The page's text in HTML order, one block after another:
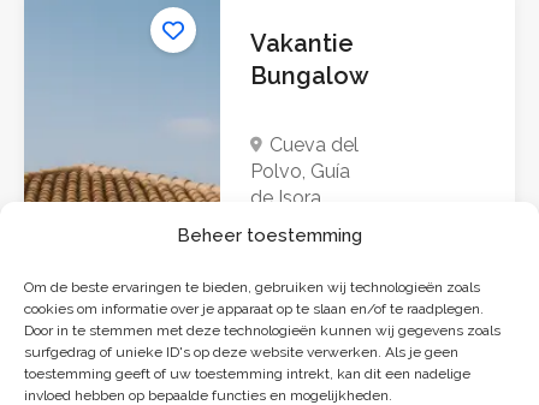
Beheer toestemming
Om de beste ervaringen te bieden, gebruiken wij technologieën zoals
cookies om informatie over je apparaat op te slaan en/of te raadplegen.
Door in te stemmen met deze technologieën kunnen wij gegevens zoals
surfgedrag of unieke ID's op deze website verwerken. Als je geen
toestemming geeft of uw toestemming intrekt, kan dit een nadelige
invloed hebben op bepaalde functies en mogelijkheden.
Vakantie
Bungalow
Cueva del
Polvo, Guía
de Isora,
Santa Cruz
de Tenerife,
Canarische
Eilanden,
38683,
Spanje